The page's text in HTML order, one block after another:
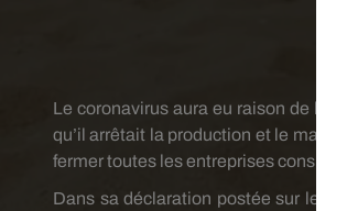
Le coronavirus aura eu raison de la
qu’il arrêtait la production et le
fermer toutes les entreprises
Dans sa déclaration postée sur les